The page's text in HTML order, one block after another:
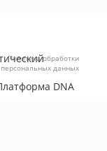
DNA
Политика обработки
персональных данных